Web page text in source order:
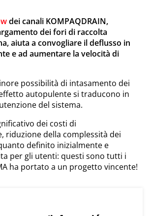
dei canali KOMPAQDRAIN,
dei fori di raccolta
aiuta a convogliare il deflusso in
e ad aumentare la velocità di
possibilità di intasamento dei
autopulente si traducono in
del sistema.
dei costi di
riduzione della complessità dei
definito inizialmente e
per gli utenti: questi sono tutti i
ha portato a un progetto vincente!